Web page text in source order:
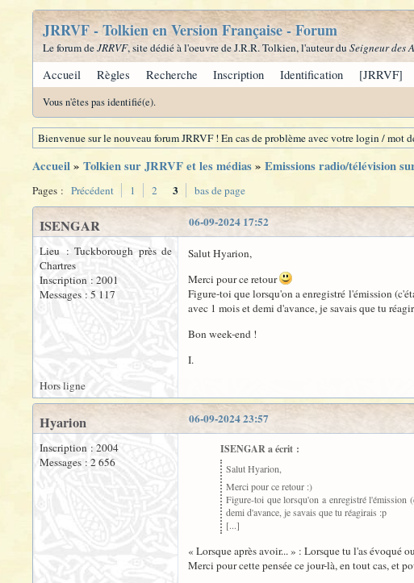
JRRVF - Tolkien en Version Française - Forum
Le forum deJRRVF, site dédié à l'oeuvre de J.R.R. Tolkien, l'auteur du Seigneur des
Accueil Règles Recherche Inscription Identification [JRRVF]
Vous n'êtes pas identifié(e).
Bienvenue sur le nouveau forum JRRVF ! En cas de problème avec votre login / mot
Accueil» Tolkien sur JRRVF et les médias» Emissions radio/télévision
Pages : Précédent 1 2 3 bas de page
06-09-2024 17:52
ISENGAR
Lieu : Tuckborough près de
Chartres
Inscription : 2001
Messages : 5 117
Salut Hyarion,
Merci pour ce retour
Figure-toi que lorsqu'on a enregistré l'émission
avec 1 mois et demi d'avance, je savais que tu
Bon week-end !
I.
Hors ligne
06-09-2024 23:57
Hyarion
Inscription : 2004
Messages : 2 656
ISENGAR a écrit :
Salut Hyarion,
Merci pour ce retour :)
Figure-toi que lorsqu'on a enregistré l'émission
demi d'avance, je savais que tu réagirais :p
[...]
« Lorsque après avoir... » : Lorsque tu l'as évoqué
Merci pour cette pensée ce jour-là, en tout cas, et